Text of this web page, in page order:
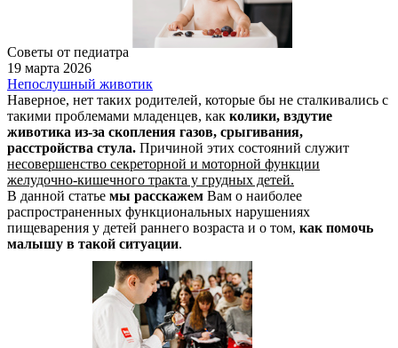
Советы от педиатра
19 марта 2026
Непослушный животик
Наверное, нет таких родителей, которые бы не сталкивались с
такими проблемами младенцев, как колики, вздутие
животика из-за скопления газов, срыгивания,
расстройства стула. Причиной этих состояний служит
несовершенство секреторной и моторной функции
желудочно-кишечного тракта у грудных детей.
В данной статье мы расскажем Вам о наиболее
распространенных функциональных нарушениях
пищеварения у детей раннего возраста и о том, как помочь
малышу в такой ситуации.